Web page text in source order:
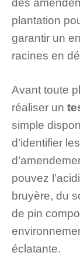
des
plantation
garantir un
racines en
Avant toute
réaliser un
simple
d’identifier
pouvez
bruyère, du
de pin
éclatante.